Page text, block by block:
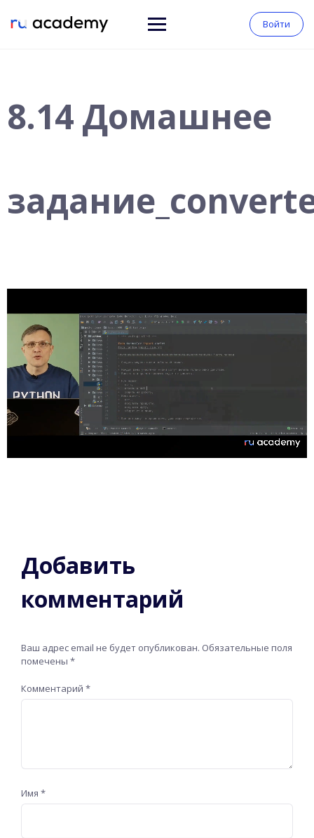
Войти
8.14 Домашнее
Добавить
комментарий
Ваш адрес email не будет опубликован. Обязательные поля
помечены *
Комментарий *
Имя *